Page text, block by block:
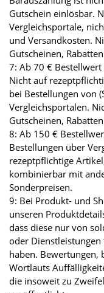
Gutschein einlösbar.
Vergleichsportale,
und Versandkosten.
Gutscheinen,
7: Ab 70 €
Nicht auf
bei Bestellungen von
Vergleichsportalen.
Gutscheinen,
8: Ab 150 €
Bestellungen über
rezeptpflichtige
kombinierbar mit
Sonderpreisen.
9: Bei Produkt- und
unseren
dass diese nur von
oder
haben. Bewertungen,
Wortlauts
die insoweit zu